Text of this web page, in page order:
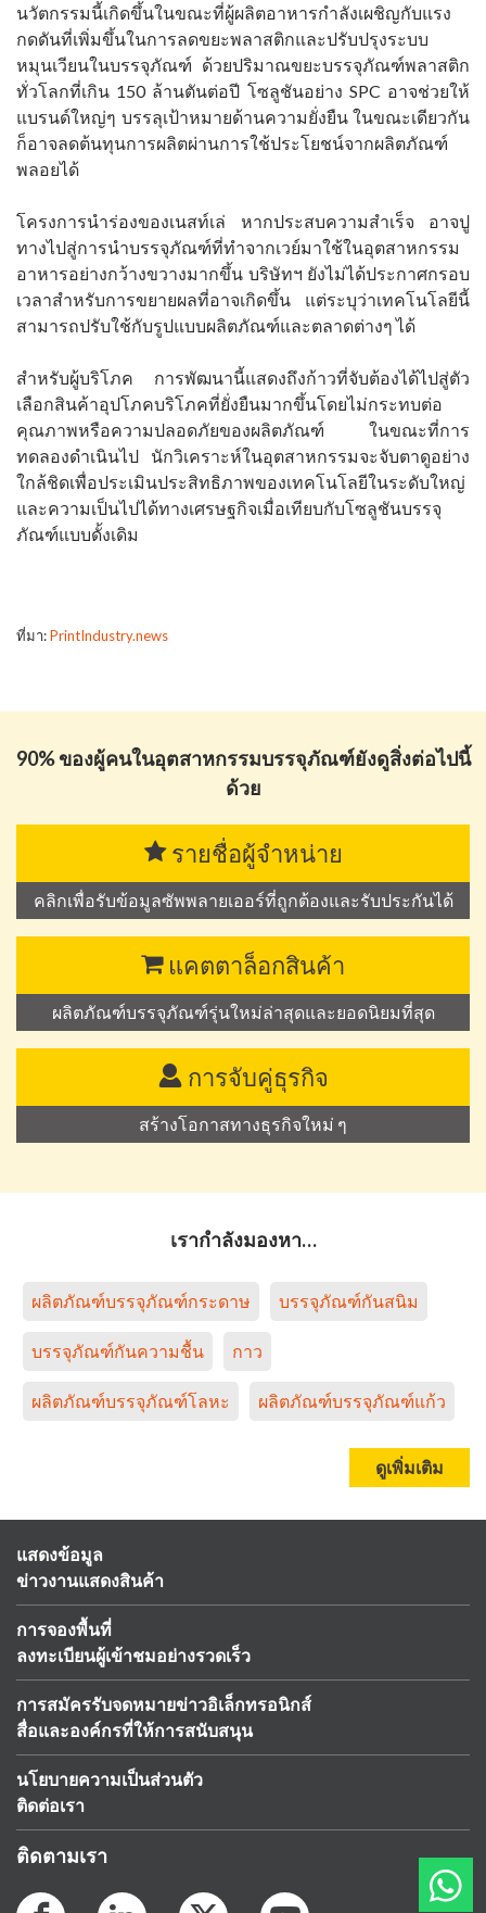
นวัตกรรมนี้เกิดขึ้นในขณะที่ผู้ผลิตอาหารกำลังเผชิญกับแรง
กดดันที่เพิ่มขึ้นในการลดขยะพลาสติกและปรับปรุงระบบ
หมุนเวียนในบรรจุภัณฑ์ ด้วยปริมาณขยะบรรจุภัณฑ์พลาสติก
ทั่วโลกที่เกิน 150 ล้านตันต่อปี โซลูชันอย่าง SPC อาจช่วยให้
แบรนด์ใหญ่ๆ บรรลุเป้าหมายด้านความยั่งยืน ในขณะเดียวกัน
ก็อาจลดต้นทุนการผลิตผ่านการใช้ประโยชน์จากผลิตภัณฑ์
พลอยได้
โครงการนำร่องของเนสท์เล่ หากประสบความสำเร็จ อาจปู
ทางไปสู่การนำบรรจุภัณฑ์ที่ทำจากเวย์มาใช้ในอุตสาหกรรม
อาหารอย่างกว้างขวางมากขึ้น บริษัทฯ ยังไม่ได้ประกาศกรอบ
เวลาสำหรับการขยายผลที่อาจเกิดขึ้น แต่ระบุว่าเทคโนโลยีนี้
สามารถปรับใช้กับรูปแบบผลิตภัณฑ์และตลาดต่างๆ ได้
สำหรับผู้บริโภค การพัฒนานี้แสดงถึงก้าวที่จับต้องได้ไปสู่ตัว
เลือกสินค้าอุปโภคบริโภคที่ยั่งยืนมากขึ้นโดยไม่กระทบต่อ
คุณภาพหรือความปลอดภัยของผลิตภัณฑ์ ในขณะที่การ
ทดลองดำเนินไป นักวิเคราะห์ในอุตสาหกรรมจะจับตาดูอย่าง
ใกล้ชิดเพื่อประเมินประสิทธิภาพของเทคโนโลยีในระดับใหญ่
และความเป็นไปได้ทางเศรษฐกิจเมื่อเทียบกับโซลูชันบรรจุ
ภัณฑ์แบบดั้งเดิม
ที่มา:PrintIndustry.news
90% ของผู้คนในอุตสาหกรรมบรรจุภัณฑ์ยังดูสิ่งต่อไปนี้
ด้วย
รายชื่อผู้จำหน่าย
คลิกเพื่อรับข้อมูลซัพพลายเออร์ที่ถูกต้องและรับประกันได้
แคตตาล็อกสินค้า
ผลิตภัณฑ์บรรจุภัณฑ์รุ่นใหม่ล่าสุดและยอดนิยมที่สุด
การจับคู่ธุรกิจ
สร้างโอกาสทางธุรกิจใหม่ ๆ
เรากำลังมองหา…
ผลิตภัณฑ์บรรจุภัณฑ์กระดาษ บรรจุภัณฑ์กันสนิม
บรรจุภัณฑ์กันความชื้น กาว
ผลิตภัณฑ์บรรจุภัณฑ์โลหะ ผลิตภัณฑ์บรรจุภัณฑ์แก้ว
ดูเพิ่มเติม
แสดงข้อมูล
ข่าวงานแสดงสินค้า
การจองพื้นที่
ลงทะเบียนผู้เข้าชมอย่างรวดเร็ว
การสมัครรับจดหมายข่าวอิเล็กทรอนิกส์
สื่อและองค์กรที่ให้การสนับสนุน
นโยบายความเป็นส่วนตัว
ติดต่อเรา
ติดตามเรา